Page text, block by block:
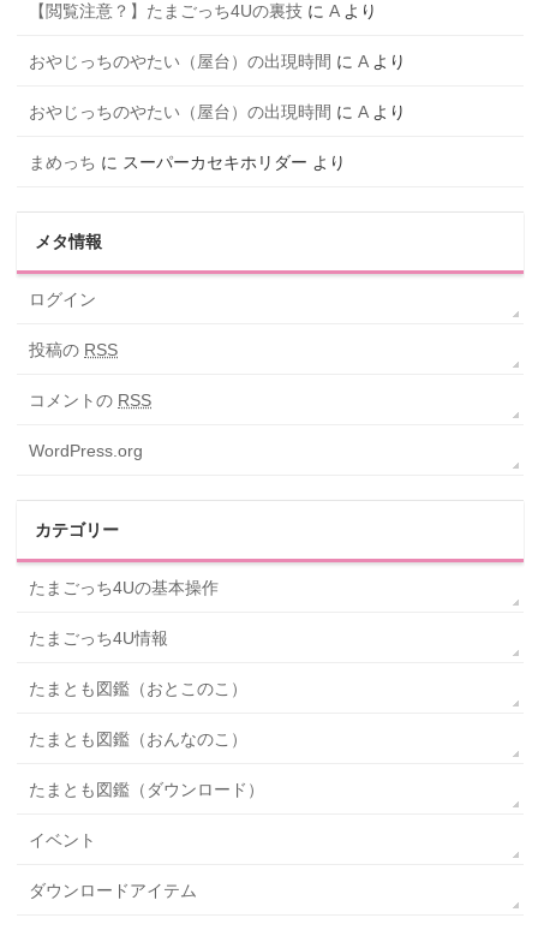
【閲覧注意？】たまごっち4Uの裏技 にAより
おやじっちのやたい（屋台）の出現時間 にAより
おやじっちのやたい（屋台）の出現時間 にAより
まめっち に スーパーカセキホリダー より
メタ情報
ログイン
投稿の RSS
コメントの RSS
WordPress.org
カテゴリー
たまごっち4Uの基本操作
たまごっち4U情報
たまとも図鑑（おとこのこ）
たまとも図鑑（おんなのこ）
たまとも図鑑（ダウンロード）
イベント
ダウンロードアイテム